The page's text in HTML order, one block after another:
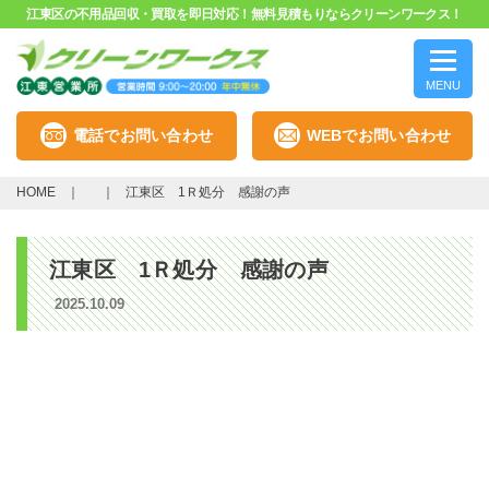
江東区の不用品回収・買取を即日対応！無料見積もりならクリーンワークス！
MENU
電話でお問い合わせ WEBでお問い合わせ
HOME 江東区 1Ｒ処分 感謝の声
江東区 1Ｒ処分 感謝の声
2025.10.09